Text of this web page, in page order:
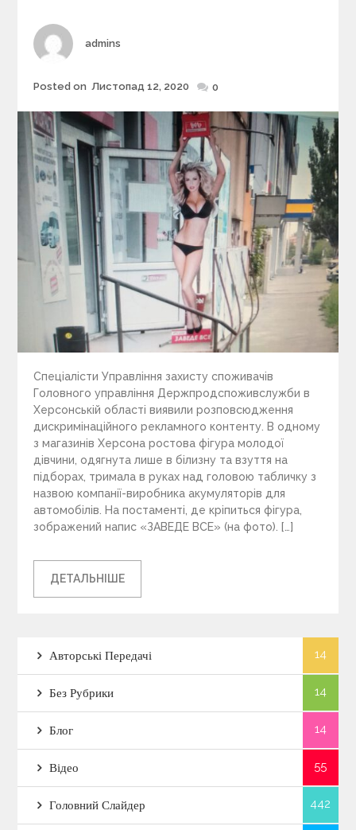
e
s
Author
admins
Posted
Posted on Листопад 12, 2020 0
Спеціалісти Управління захисту споживачів
Головного управління Держпродспоживслужби в
Херсонській області виявили розповсюдження
дискримінаційного рекламного контенту. В одному
з магазинів Херсона ростова фігура молодої
дівчини, одягнута лише в білизну та взуття на
підборах, тримала в руках над головою табличку з
назвою компанії-виробника акумуляторів для
автомобілів. На постаменті, де кріпиться фігура,
зображений напис «ЗАВЕДЕ ВСЕ» (на фото). […]
ДЕТАЛЬНІШЕ
Авторські Передачі 14
Без Рубрики 14
Блог 14
Відео 55
Головний Слайдер 442